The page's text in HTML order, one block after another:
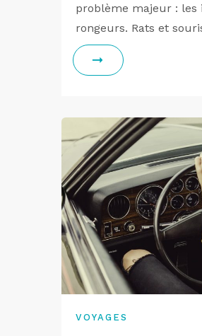
problème majeur : les
rongeurs. Rats et
VOYAGES